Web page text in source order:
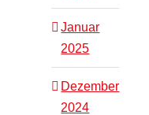
Januar
2025
Dezember
2024